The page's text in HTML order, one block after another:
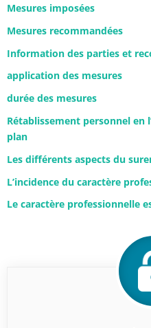
Mesures imposées
Mesures recommandées
Information des parties et
application des mesures
durée des mesures
Rétablissement personnel en
plan
Les différents aspects du
L’incidence du caractère
Le caractère professionnelle